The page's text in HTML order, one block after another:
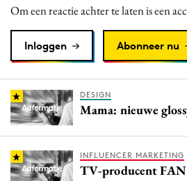
Purpose Marketing
Reputatie & crisis
Om een reactie achter te laten is een
Inloggen Abonneer nu
DESIGN
Mama: nieuwe
INFLUENCER MARKETING
TV-producent